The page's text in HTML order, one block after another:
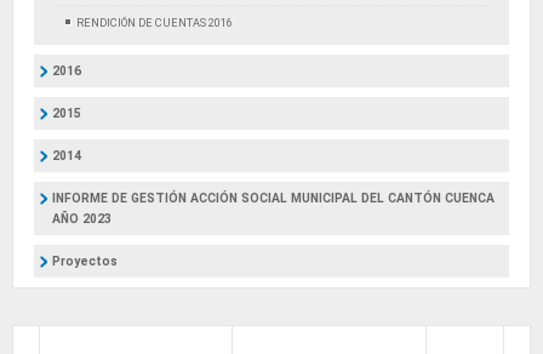
RENDICIÓN DE CUENTAS 2016
2016
2015
2014
INFORME DE GESTIÓN ACCIÓN SOCIAL MUNICIPAL DEL CANTÓN CUENCA
AÑO 2023
Proyectos